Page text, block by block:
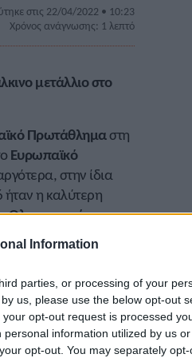
Information
parties, or processing of your
us, please use the below opt-out
opt-out request is processed
information utilized by us
opt-out. You may separately
στις 22/04/2022 • 10:23
Χρόνος ανάγνωσης: 1 λεπτό
μετάλλιο στο
Πρωτάθλημαστη
Ευρωπαϊκό
στην ίδια
ήταν η καλύτερη
Ολυμπιακούς
βάθρου την
, για ένα εκατοστό.
άλλη
Μακμίλαν.Η
πρωταθλήτρια
εργάστηκε ως